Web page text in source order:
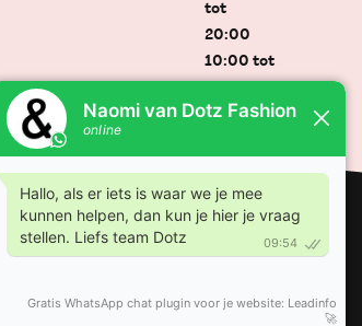
tot
20:00
10:00 tot
Gesloten
| Algemene © Dotz Fashion | Gerealiseerd
door Minty Media